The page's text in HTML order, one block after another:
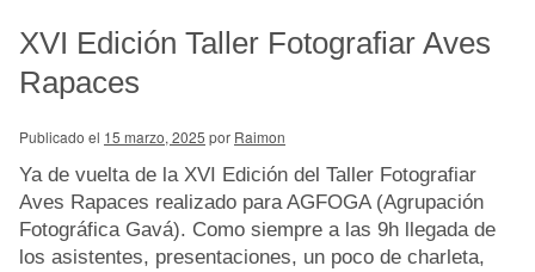
XVI Edición Taller Fotografiar Aves
Rapaces
Publicado el 15 marzo, 2025 por Raimon
Ya de vuelta de la XVI Edición del Taller Fotografiar
Aves Rapaces realizado para AGFOGA (Agrupación
Fotográfica Gavá). Como siempre a las 9h llegada de
los asistentes, presentaciones, un poco de charleta,